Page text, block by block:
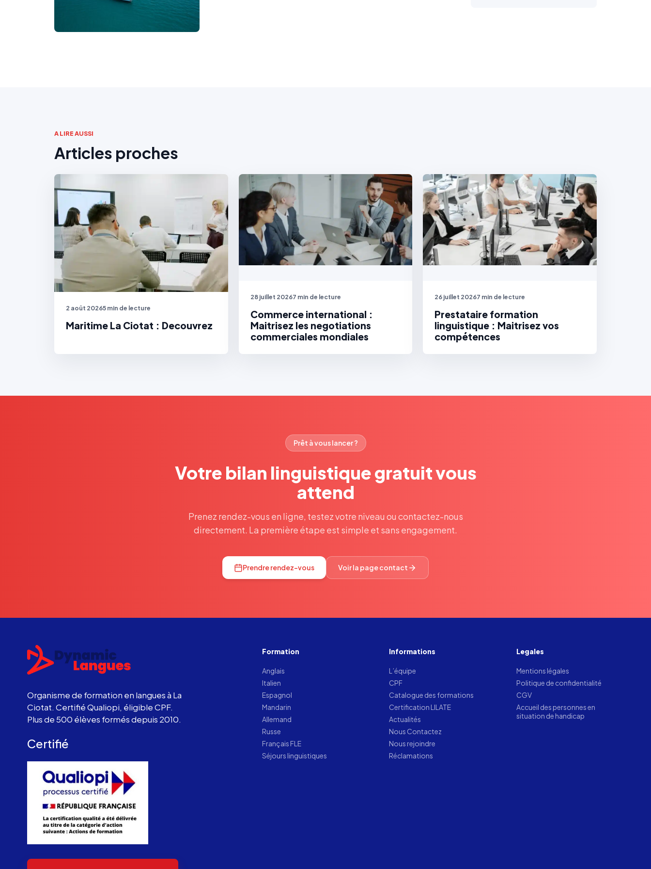
A LIRE AUSSI
Articles proches
2 août 20265 min de lecture
Maritime La Ciotat : Decouvrez
28 juillet 20267 min de lecture
Commerce international :
Maitrisez les negotiations
commerciales mondiales
26 juillet 20267 min de lecture
Prestataire formation
linguistique : Maitrisez vos
compétences
Prêt à vous lancer ?
Votre bilan linguistique gratuit vous
attend
Prenez rendez-vous en ligne, testez votre niveau ou contactez-nous
directement. La première étape est simple et sans engagement.
Prendre rendez-vous Voir la page contact
Organisme de formation en langues à La
Ciotat. Certifié Qualiopi, éligible CPF.
Plus de 500 élèves formés depuis 2010.
Certifié
Formation
Anglais
Italien
Espagnol
Mandarin
Allemand
Russe
Français FLE
Séjours linguistiques
Informations
L’équipe
CPF
Catalogue des formations
Certification LILATE
Actualités
Nous Contactez
Nous rejoindre
Réclamations
Legales
Mentions légales
Politique de confidentialité
CGV
Accueil des personnes en
situation de handicap